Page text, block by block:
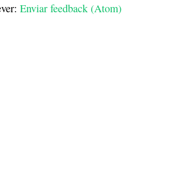
Enviar feedback (Atom)